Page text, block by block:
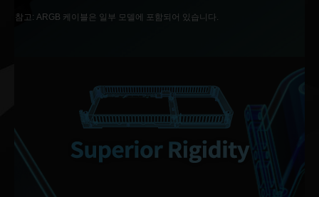
참고: ARGB 케이블은 일부 모델에 포함되어 있습니다.